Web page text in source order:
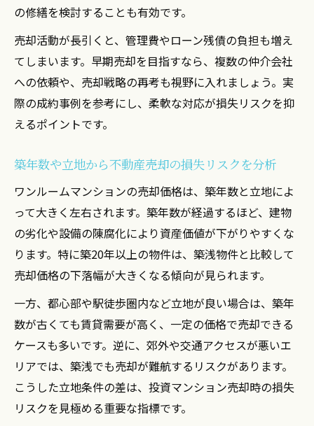
の修繕を検討することも有効です。
売却活動が長引くと、管理費やローン残債の負担も増え
てしまいます。早期売却を目指すなら、複数の仲介会社
への依頼や、売却戦略の再考も視野に入れましょう。実
際の成約事例を参考にし、柔軟な対応が損失リスクを抑
えるポイントです。
築年数や立地から不動産売却の損失リスクを分析
ワンルームマンションの売却価格は、築年数と立地によ
って大きく左右されます。築年数が経過するほど、建物
の劣化や設備の陳腐化により資産価値が下がりやすくな
ります。特に築20年以上の物件は、築浅物件と比較して
売却価格の下落幅が大きくなる傾向が見られます。
一方、都心部や駅徒歩圏内など立地が良い場合は、築年
数が古くても賃貸需要が高く、一定の価格で売却できる
ケースも多いです。逆に、郊外や交通アクセスが悪いエ
リアでは、築浅でも売却が難航するリスクがあります。
こうした立地条件の差は、投資マンション売却時の損失
リスクを見極める重要な指標です。